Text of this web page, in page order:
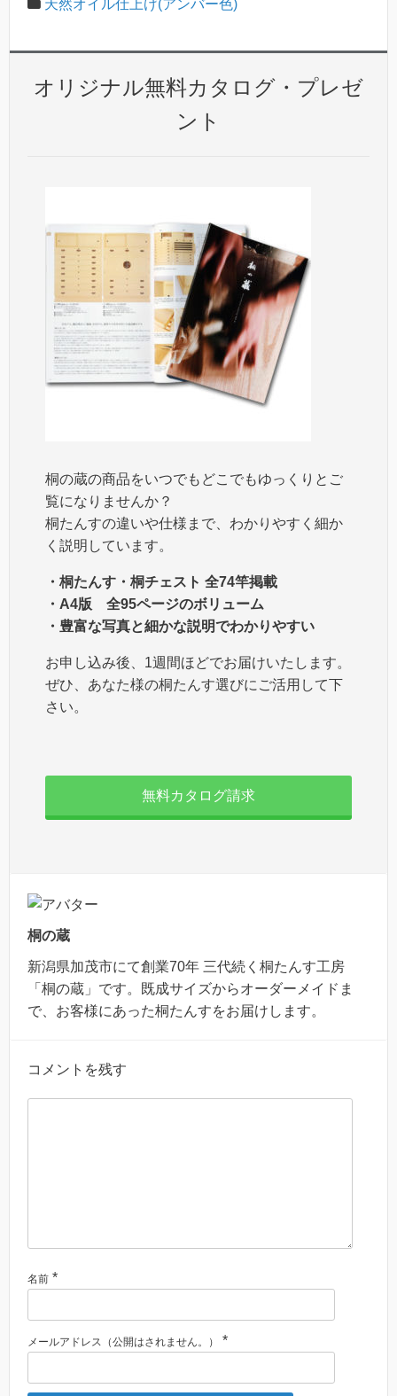
天然オイル仕上げ(アンバー色)
オリジナル無料カタログ・プレゼ
ント
桐の蔵の商品をいつでもどこでもゆっくりとご
覧になりませんか？
桐たんすの違いや仕様まで、わかりやすく細か
く説明しています。
・桐たんす・桐チェスト 全74竿掲載
・A4版 全95ページのボリューム
・豊富な写真と細かな説明でわかりやすい
お申し込み後、1週間ほどでお届けいたします。
ぜひ、あなた様の桐たんす選びにご活用して下
さい。
無料カタログ請求
桐の蔵
新潟県加茂市にて創業70年 三代続く桐たんす工房
「桐の蔵」です。既成サイズからオーダーメイドま
で、お客様にあった桐たんすをお届けします。
コメントを残す
名前 *
メールアドレス（公開はされません。） *